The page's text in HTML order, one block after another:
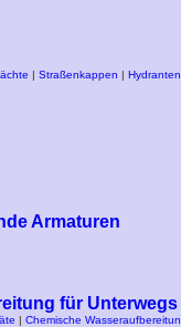
| Straßenkappen | Hydranten
Armaturen
für Unterwegs
| Chemische